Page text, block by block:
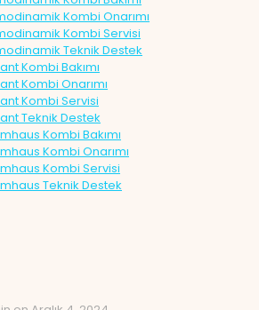
Kombi Onarımı
Kombi Servisi
Teknik Destek
Kombi Bakımı
Kombi Onarımı
Kombi Servisi
Teknik Destek
Kombi Bakımı
Kombi Onarımı
Kombi Servisi
Teknik Destek